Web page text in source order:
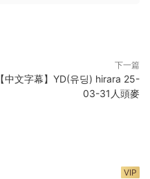
下一篇
【中文字幕】YD(유딩) hirara 25-
03-31人頭麥
VIP